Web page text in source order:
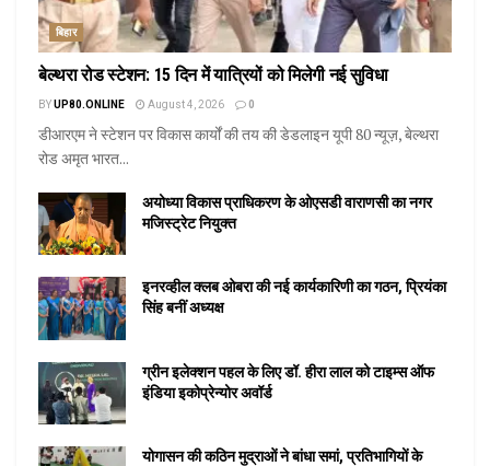
बिहार
बेल्थरा रोड स्टेशन: 15 दिन में यात्रियों को मिलेगी नई सुविधा
BYUP80.ONLINE August 4, 2026 0
डीआरएम ने स्टेशन पर विकास कार्यों की तय की डेडलाइन यूपी 80 न्यूज़, बेल्थरा
रोड अमृत भारत...
अयोध्या विकास प्राधिकरण के ओएसडी वाराणसी का नगर
मजिस्ट्रेट नियुक्त
इनरव्हील क्लब ओबरा की नई कार्यकारिणी का गठन, प्रियंका
सिंह बनीं अध्यक्ष
ग्रीन इलेक्शन पहल के लिए डॉ. हीरा लाल को टाइम्स ऑफ
इंडिया इकोप्रेन्योर अवॉर्ड
योगासन की कठिन मुद्राओं ने बांधा समां, प्रतिभागियों के